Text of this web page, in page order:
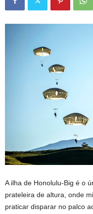
A ilha de Honolulu-Big é o
prateleira de altura, onde
praticar disparar no palco